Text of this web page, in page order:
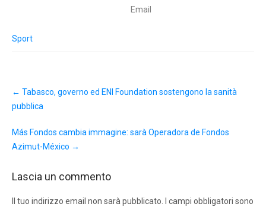
Email
Sport
navigation
← Tabasco, governo ed ENI Foundation sostengono la sanità
pubblica
Más Fondos cambia immagine: sarà Operadora de Fondos
Azimut-México →
Lascia un commento
Il tuo indirizzo email non sarà pubblicato.
I campi obbligatori sono